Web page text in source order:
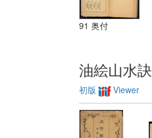
91 奥付
油絵山水訣
初版 Viewer